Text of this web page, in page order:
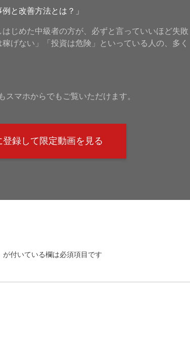
と改善方法とは？」
じめた中級者の方が、必ずと言っていいほど失敗
げない」「投資は危険」といっている人の、多く
マホからでもご覧いただけます。
録して限定動画を見る
が付いている欄は必須項目です